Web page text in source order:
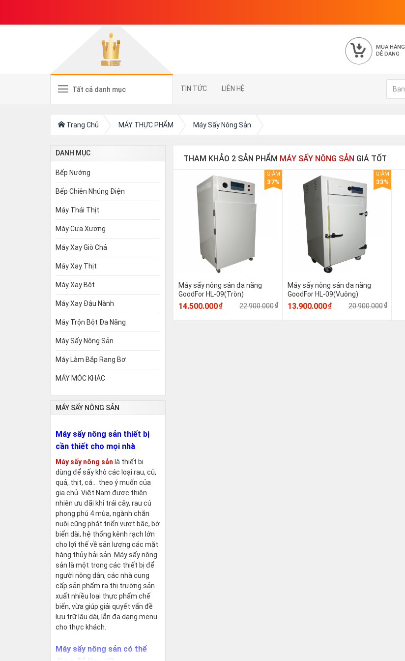
MUA HÀNG
DỄ DÀNG
Tất cả danh mục TIN TỨC LIÊN HỆ
Trang Chủ MÁY THỰC PHẨM Máy Sấy Nông Sản
DANH MỤC
Bếp Nướng
Bếp Chiên Nhúng Điện
Máy Thái Thịt
Máy Cưa Xương
Máy Xay Giò Chả
Máy Xay Thịt
Máy Xay Bột
Máy Xay Đậu Nành
Máy Trộn Bột Đa Năng
Máy Sấy Nông Sản
Máy Làm Bắp Rang Bơ
MÁY MÓC KHÁC
MÁY SẤY NÔNG SẢN
Máy sấy nông sản thiết bị
cần thiết cho mọi nhà
Máy sấy nông sản là thiết bị
dùng để sấy khô các loại rau, củ,
quả, thịt, cá… theo ý muốn của
gia chủ. Việt Nam được thiên
nhiên ưu đãi khi trái cây, rau củ
phong phú 4 mùa, ngành chăn
nuôi cũng phát triển vượt bậc, bờ
biển dài, hệ thống kênh rạch lớn
cho lợi thế về sản lượng các mặt
hàng thủy hải sản. Máy sấy nông
sản là một trong các thiết bị để
người nông dân, các nhà cung
cấp sản phẩm ra thị trường sản
xuất nhiều loại thực phẩm chế
biến, vừa giúp giải quyết vấn đề
lưu trữ lâu dài, lẫn đa dạng menu
cho thực khách.
Máy sấy nông sản có thể
THAM KHẢO 2 SẢN PHẨM MÁY SẤY NÔNG SẢN GIÁ TỐT
Máy sấy nông sản đa năng
GoodFor HL-09(Tròn)
14.500.000 ₫ 22.900.000₫
GIẢM
37%
Máy sấy nông sản đa năng
GoodFor HL-09(Vuông)
13.900.000 ₫ 20.900.000₫
GIẢM
33%